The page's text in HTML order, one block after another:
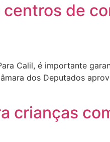
de
Calil, é importante
dos Deputados
crianças